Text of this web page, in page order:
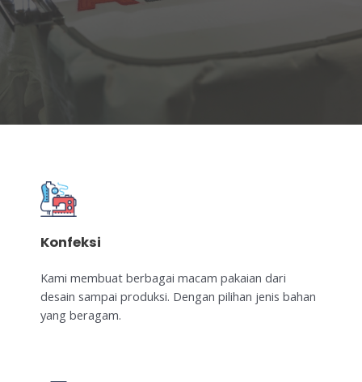
Konfeksi
Kami membuat berbagai macam pakaian dari
desain sampai produksi. Dengan pilihan jenis bahan
yang beragam.